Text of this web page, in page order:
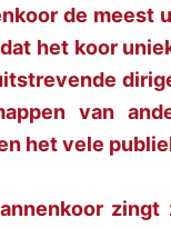
de meest
het koor
van
het vele